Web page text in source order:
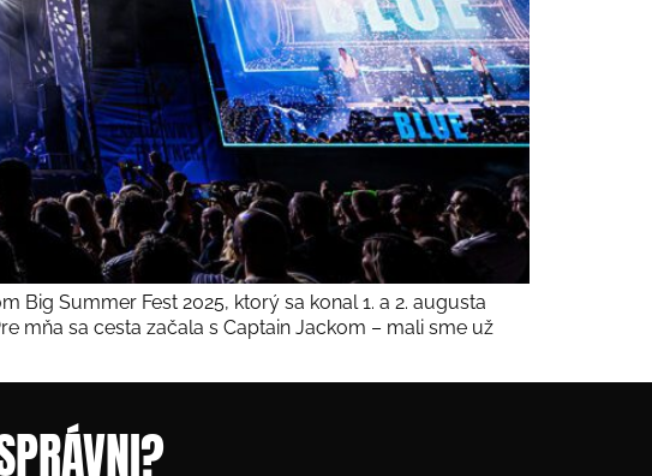
Big Summer Fest 2025, ktorý sa konal 1. a 2. augusta
mňa sa cesta začala s Captain Jackom – mali sme už